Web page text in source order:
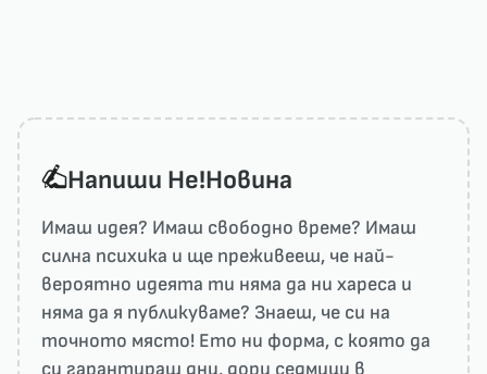
Напиши He!Новина
Имаш идея? Имаш свободно време? Имаш
силна психика и ще преживееш, че най-
вероятно идеята ти няма да ни харесa и
няма да я публикуваме? Знаеш, че си на
точното място! Ето ни форма, с която да
си гарантираш дни, дори седмици в